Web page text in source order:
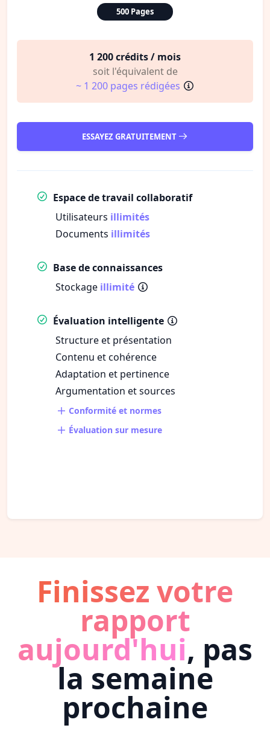
500 Pages
1 200 crédits / mois
soit l'équivalent de
~ 1 200 pages rédigées
ESSAYEZ GRATUITEMENT
Espace de travail collaboratif
Utilisateurs illimités
Documents illimités
Base de connaissances
Stockage illimité
Évaluation intelligente
Structure et présentation
Contenu et cohérence
Adaptation et pertinence
Argumentation et sources
Conformité et normes
Évaluation sur mesure
Finissez votre
rapport
aujourd'hui, pas
la semaine
prochaine